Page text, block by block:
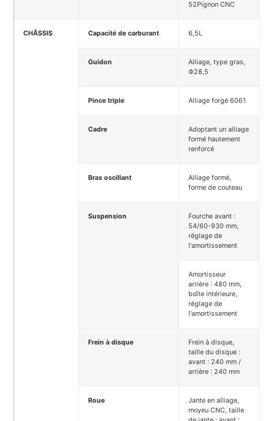
52Pignon CNC
CHÂSSIS Capacité de carburant 6,5L
Guidon
Alliage, type gras,
Ф28,5
Pince triple Alliage forgé 6061
Cadre
Adoptant un alliage
formé hautement
renforcé
Bras oscillant
Alliage formé,
forme de couteau
Suspension
Fourche avant :
54/60-930 mm,
réglage de
l'amortissement
Amortisseur
arrière : 480 mm,
boîte intérieure,
réglage de
l'amortissement
Frein à disque
Frein à disque,
taille du disque :
avant : 240 mm /
arrière : 240 mm
Roue
Jante en alliage,
moyeu CNC, taille